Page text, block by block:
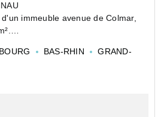
immeuble avenue de Colmar,
avec placard et d'une salle de
BAS-RHIN
GRAND-